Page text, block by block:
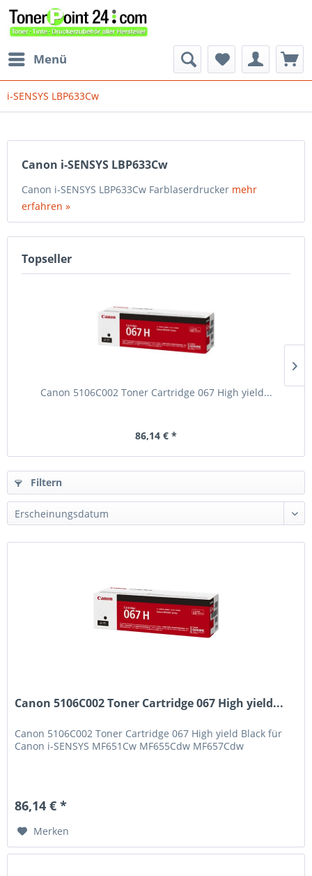
Menü
i-SENSYS LBP633Cw
Canon i-SENSYS LBP633Cw
Canon i-SENSYS LBP633Cw Farblaserdrucker mehr
erfahren »
Topseller
Canon 5106C002 Toner Cartridge 067 High yield...
86,14 € *
Filtern
Canon 5106C002 Toner Cartridge 067 High yield...
Canon 5106C002 Toner Cartridge 067 High yield Black für
Canon i-SENSYS MF651Cw MF655Cdw MF657Cdw
86,14 € *
Merken